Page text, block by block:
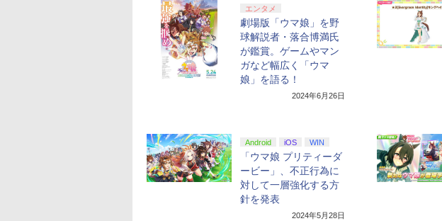
エンタメ
劇場版「ウマ娘」を野
球解説者・落合博満氏
が鑑賞。ゲームやマン
ガなど幅広く「ウマ
娘」を語る！
2024年6月26日
Android iOS WIN
「ウマ娘 プリティーダ
ービー」、不正行為に
対して一層強化する方
針を発表
2024年5月28日